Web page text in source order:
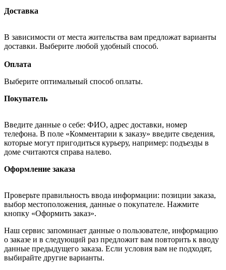
Доставка
В зависимости от места жительства вам предложат варианты
доставки. Выберите любой удобный способ.
Оплата
Выберите оптимальный способ оплаты.
Покупатель
Введите данные о себе: ФИО, адрес доставки, номер
телефона. В поле «Комментарии к заказу» введите сведения,
которые могут пригодиться курьеру, например: подъезды в
доме считаются справа налево.
Оформление заказа
Проверьте правильность ввода информации: позиции заказа,
выбор местоположения, данные о покупателе. Нажмите
кнопку «Оформить заказ».
Наш сервис запоминает данные о пользователе, информацию
о заказе и в следующий раз предложит вам повторить к вводу
данные предыдущего заказа. Если условия вам не подходят,
выбирайте другие варианты.